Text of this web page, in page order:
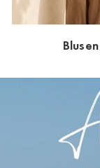
Hannover
Innsbruck
Kiel-CittiPark
Leipzig
Blusen